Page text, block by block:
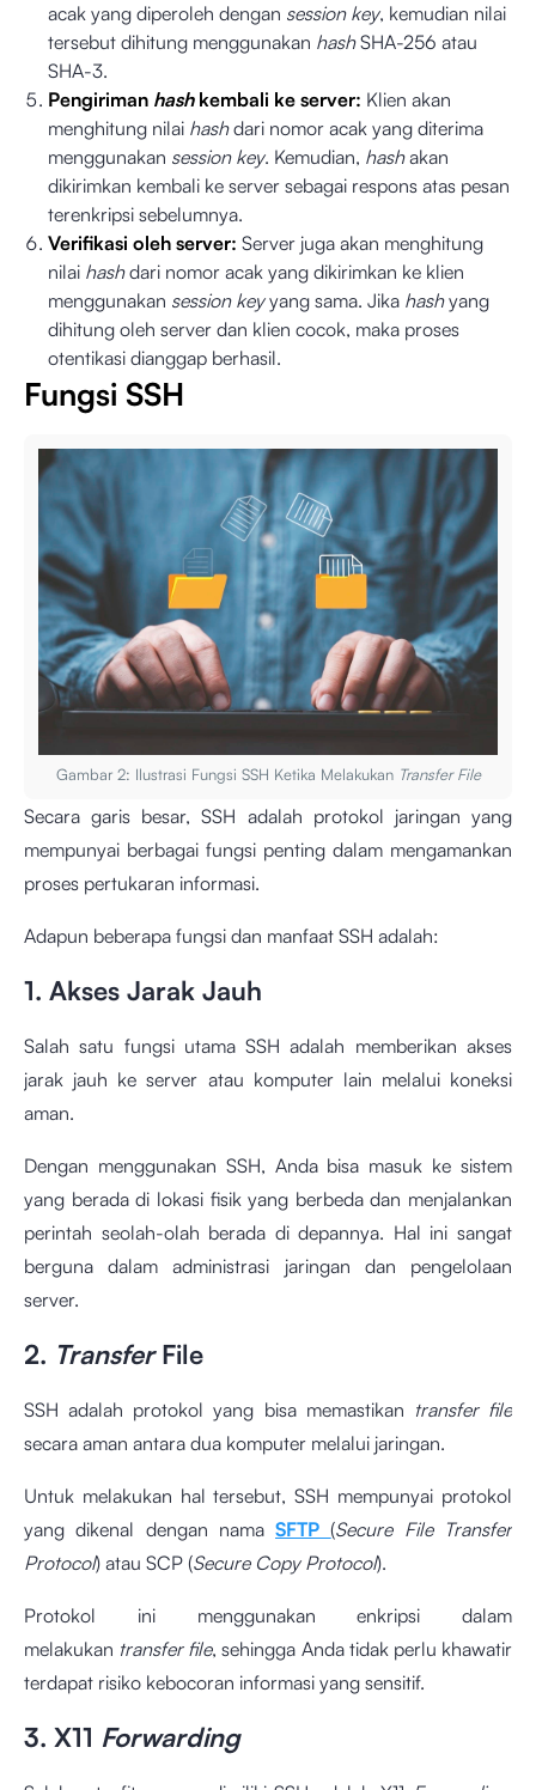
acak yang diperoleh dengan session key, kemudian nilai
tersebut dihitung menggunakan hashSHA-256 atau
SHA-3.
Pengiriman hashkembali ke server: Klien akan
menghitung nilai hashdari nomor acak yang diterima
menggunakan session key. Kemudian, hashakan
dikirimkan kembali ke server sebagai respons atas pesan
terenkripsi sebelumnya.
Verifikasi oleh server: Server juga akan menghitung
nilai hashdari nomor acak yang dikirimkan ke klien
menggunakan session keyyang sama. Jika hashyang
dihitung oleh server dan klien cocok, maka proses
otentikasi dianggap berhasil.
Fungsi SSH
Gambar 2: Ilustrasi Fungsi SSH Ketika Melakukan Transfer File
Secara garis besar, SSH adalah protokol jaringan yang
mempunyai berbagai fungsi penting dalam mengamankan
proses pertukaran informasi.
Adapun beberapa fungsi dan manfaat SSH adalah:
1. Akses Jarak Jauh
Salah satu fungsi utama SSH adalah memberikan akses
jarak jauh ke server atau komputer lain melalui koneksi
aman.
Dengan menggunakan SSH, Anda bisa masuk ke sistem
yang berada di lokasi fisik yang berbeda dan menjalankan
perintah seolah-olah berada di depannya. Hal ini sangat
berguna dalam administrasi jaringan dan pengelolaan
server.
2. TransferFile
SSH adalah protokol yang bisa memastikan transfer file
secara aman antara dua komputer melalui jaringan.
Untuk melakukan hal tersebut, SSH mempunyai protokol
yang dikenal dengan namaSFTP(Secure File Transfer
Protocol) atau SCP (Secure Copy Protocol).
Protokol ini menggunakan enkripsi dalam
melakukan transfer file, sehingga Anda tidak perlu khawatir
terdapat risiko kebocoran informasi yang sensitif.
3. X11 Forwarding